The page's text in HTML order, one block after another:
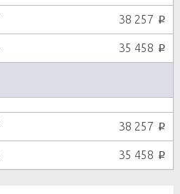
38 257 p
35 458 p
38 257 p
35 458 p